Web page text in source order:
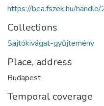
https://bea.fszek.hu/
Collections
Sajtókivágat-gyűjtemény
Place, address
Budapest
Temporal coverage